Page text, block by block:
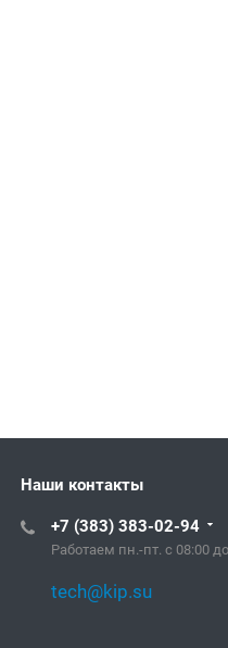
Наши контакты
+7 (383) 383-02-94
Работаем пн.-пт. с 08:00
tech@kip.su